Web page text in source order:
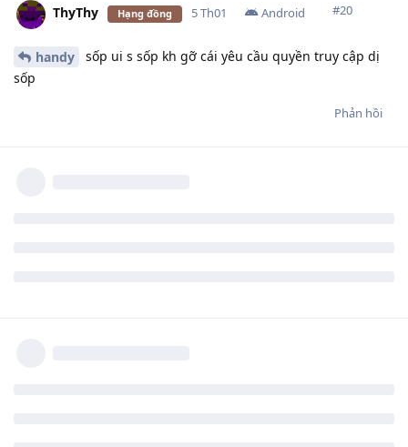
ThyThy Hạng đồng 5 Th01 #20
Android
handy
sốp ui s sốp kh gỡ cái yêu cầu quyền truy cập dị
sốp
Phản hồi